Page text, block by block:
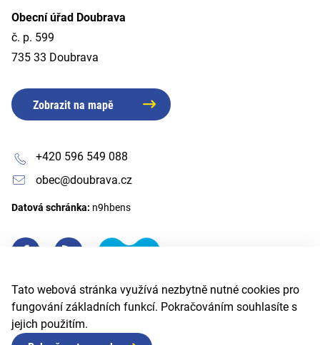
Tato webová stránka využívá nezbytně nutné cookies pro
fungování základních funkcí. Pokračováním souhlasíte s
jejich použitím.
Obecní úřad Doubrava
č. p. 599
735 33 Doubrava
Zobrazit na mapě
+420 596 549 088
obec@doubrava.cz
Datová schránka: n9hbens